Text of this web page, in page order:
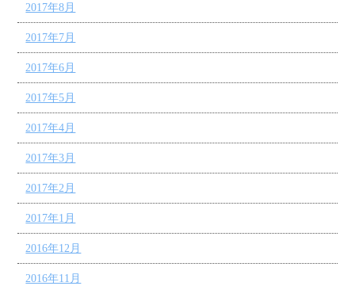
2017年8月
2017年7月
2017年6月
2017年5月
2017年4月
2017年3月
2017年2月
2017年1月
2016年12月
2016年11月